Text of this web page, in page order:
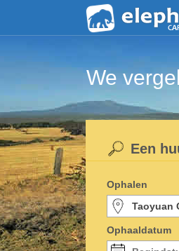
We
Een
Ophalen
Ophaaldatum